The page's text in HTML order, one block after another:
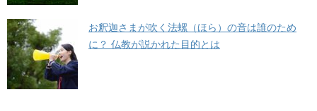
お釈迦さまが吹く法螺（ほら）の音は誰のため
に？ 仏教が説かれた目的とは